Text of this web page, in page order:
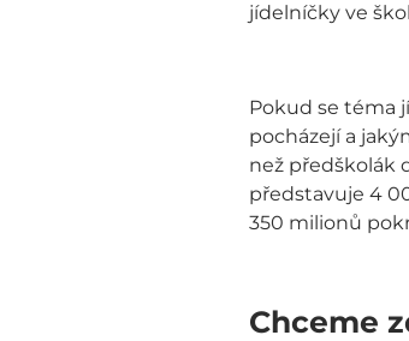
jídelníčky ve
Pokud se téma
pocházejí a
než předškolák
představuje 4
350 milionů
Chceme